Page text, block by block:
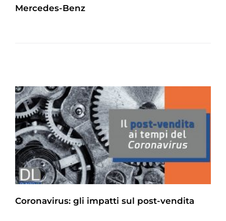
Mercedes-Benz
Coronavirus: gli impatti sul post-vendita